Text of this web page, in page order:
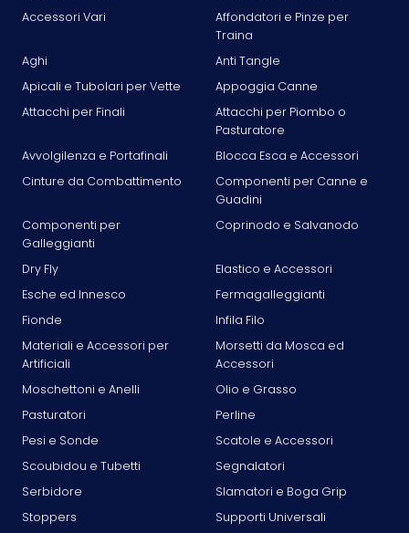
Accessori Vari
Affondatori e Pinze per
Traina
Aghi
Anti Tangle
Apicali e Tubolari per Vette
Appoggia Canne
Attacchi per Finali
Attacchi per Piombo o
Pasturatore
Avvolgilenza e Portafinali
Blocca Esca e Accessori
Cinture da Combattimento
Componenti per Canne e
Guadini
Componenti per
Galleggianti
Coprinodo e Salvanodo
Dry Fly
Elastico e Accessori
Esche ed Innesco
Fermagalleggianti
Fionde
Infila Filo
Materiali e Accessori per
Artificiali
Morsetti da Mosca ed
Accessori
Moschettoni e Anelli
Olio e Grasso
Pasturatori
Perline
Pesi e Sonde
Scatole e Accessori
Scoubidou e Tubetti
Segnalatori
Serbidore
Slamatori e Boga Grip
Stoppers
Supporti Universali